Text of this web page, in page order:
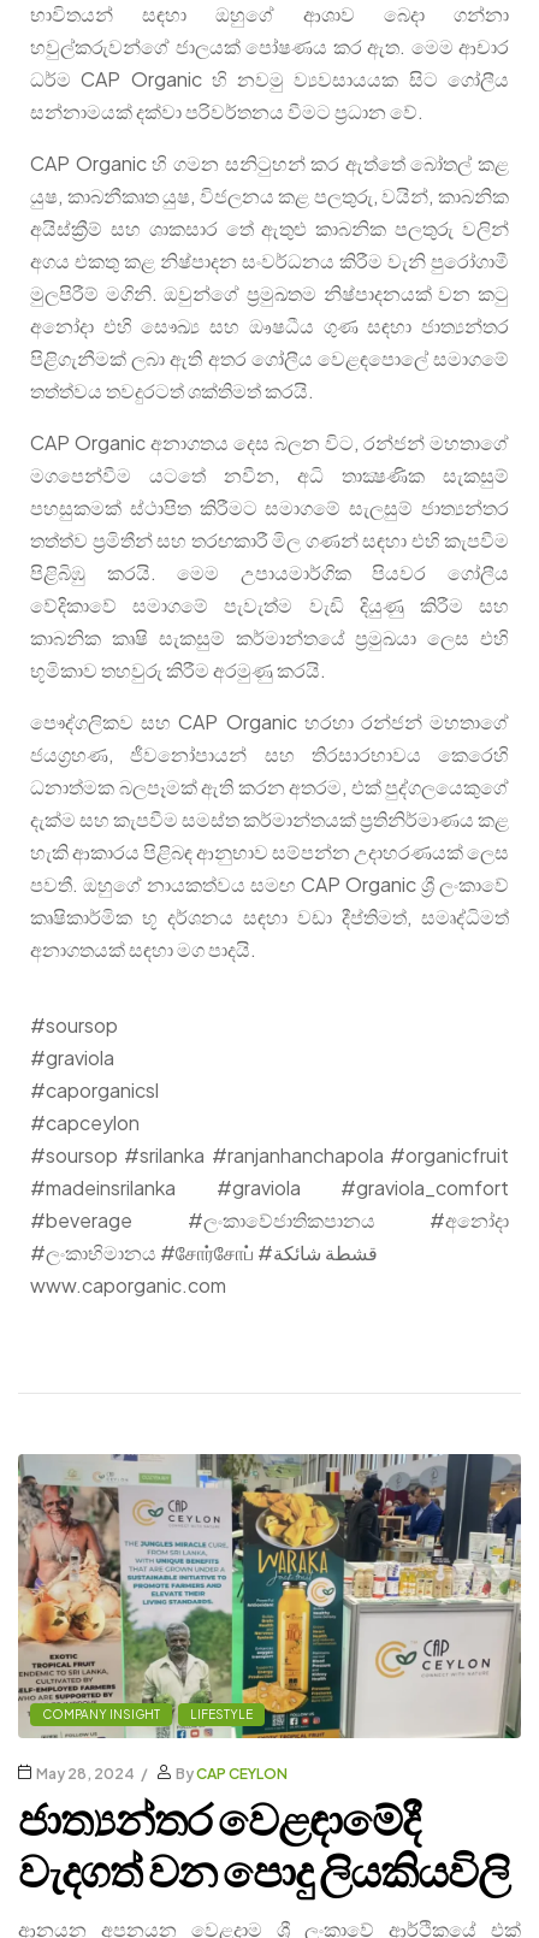
භාවිතයන් සඳහා ඔහුගේ ආශාව බෙදා ගන්නා
හවුල්කරුවන්ගේ ජාලයක් පෝෂණය කර ඇත. මෙම ආචාර
ධර්ම CAP Organic හි නවමු ව්‍යවසායයක සිට ගෝලීය
සන්නාමයක් දක්වා පරිවර්තනය වීමට ප්‍රධාන වේ.
CAP Organic හි ගමන සනිටුහන් කර ඇත්තේ බෝතල් කළ
යුෂ, කාබනීකෘත යුෂ, විජලනය කළ පලතුරු, වයින්, කාබනික
අයිස්ක්‍රීම් සහ ශාකසාර තේ ඇතුළු කාබනික පලතුරු වලින්
අගය එකතු කළ නිෂ්පාදන සංවර්ධනය කිරීම වැනි පුරෝගාමී
මුලපිරීම් මගිනි. ඔවුන්ගේ ප්‍රමුඛතම නිෂ්පාදනයක් වන කටු
අනෝදා එහි සෞඛ්‍ය සහ ඖෂධීය ගුණ සඳහා ජාත්‍යන්තර
පිළිගැනීමක් ලබා ඇති අතර ගෝලීය වෙළඳපොලේ සමාගමේ
තත්ත්වය තවදුරටත් ශක්තිමත් කරයි.
CAP Organic අනාගතය දෙස බලන විට, රන්ජන් මහතාගේ
මගපෙන්වීම යටතේ නවීන, අධි තාක්‍ෂණික සැකසුම්
පහසුකමක් ස්ථාපිත කිරීමට සමාගමේ සැලසුම් ජාත්‍යන්තර
තත්ත්ව ප්‍රමිතීන් සහ තරඟකාරී මිල ගණන් සඳහා එහි කැපවීම
පිළිබිඹු කරයි. මෙම උපායමාර්ගික පියවර ගෝලීය
වේදිකාවේ සමාගමේ පැවැත්ම වැඩි දියුණු කිරීම සහ
කාබනික කෘෂි සැකසුම් කර්මාන්තයේ ප්‍රමුඛයා ලෙස එහි
භූමිකාව තහවුරු කිරීම අරමුණු කරයි.
පෞද්ගලිකව සහ CAP Organic හරහා රන්ජන් මහතාගේ
ජයග්‍රහණ, ජීවනෝපායන් සහ තිරසාරභාවය කෙරෙහි
ධනාත්මක බලපෑමක් ඇති කරන අතරම, එක් පුද්ගලයෙකුගේ
දැක්ම සහ කැපවීම සමස්ත කර්මාන්තයක් ප්‍රතිනිර්මාණය කළ
හැකි ආකාරය පිළිබඳ ආනුභාව සම්පන්න උදාහරණයක් ලෙස
පවතී. ඔහුගේ නායකත්වය සමඟ CAP Organic ශ්‍රී ලංකාවේ
කෘෂිකාර්මික භූ දර්ශනය සඳහා වඩා දීප්තිමත්, සමෘද්ධිමත්
අනාගතයක් සඳහා මග පාදයි.
#soursop
#graviola
#caporganicsl
#capceylon
#soursop #srilanka #ranjanhanchapola #organicfruit
#madeinsrilanka #graviola #graviola_comfort
#beverage #ලංකාවේජාතිකපානය #අනෝදා
#ලංකාභිමානය #சோர்சோப் #قشطة شائكة
www.caporganic.com
COMPANY INSIGHT LIFESTYLE
May 28, 2024 ByCAP CEYLON
ජාත්‍යන්තර වෙළඳාමේදී
වැදගත් වන පොදු ලියකියවිලි
ආනයන අපනයන වෙළදාම ශ්‍රී ලංකාවේ ආර්ථිකයේ එක්